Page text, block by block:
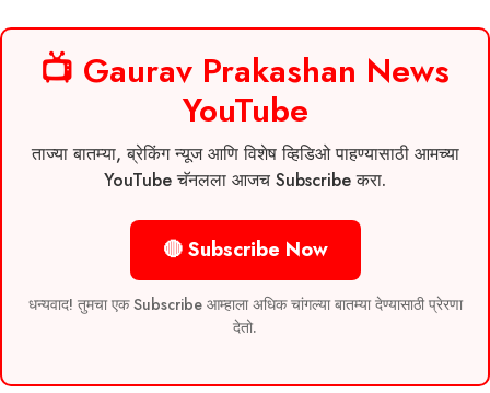
📺 Gaurav Prakashan News
YouTube
ताज्या बातम्या, ब्रेकिंग न्यूज आणि विशेष व्हिडिओ पाहण्यासाठी आमच्या
YouTube चॅनलला आजच Subscribe करा.
🔴 Subscribe Now
धन्यवाद! तुमचा एक Subscribe आम्हाला अधिक चांगल्या बातम्या देण्यासाठी प्रेरणा
देतो.